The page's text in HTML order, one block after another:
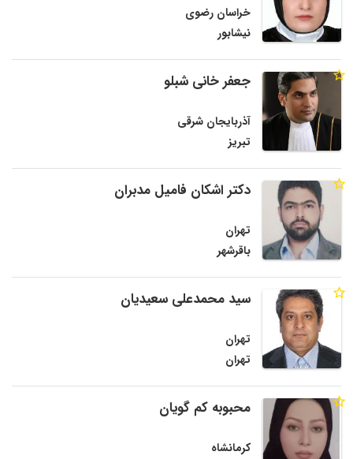
خراسان رضوی
نیشابور
جعفر خانی شبلو
آذربایجان شرقی
تبریز
دکتر اشکان فامیل مدبران
تهران
باقرشهر
سید محمدعلی سعیدیان
تهران
تهران
محبوبه کم گویان
کرمانشاه